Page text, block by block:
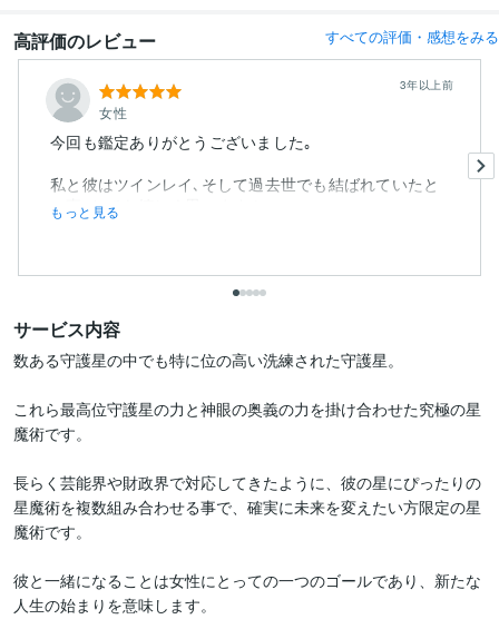
高評価のレビュー すべての評価・感想をみる
女性
3年以上前
今回も鑑定ありがとうございました｡
私と彼はツインレイ､そして過去世でも結ばれていたと
の事､とても嬉しく思います！
もっと見る
サービス内容
数ある守護星の中でも特に位の高い洗練された守護星。
これら最高位守護星の力と神眼の奥義の力を掛け合わせた究極の星
魔術です。
長らく芸能界や財政界で対応してきたように、彼の星にぴったりの
星魔術を複数組み合わせる事で、確実に未来を変えたい方限定の星
魔術です。
彼と一緒になることは女性にとっての一つのゴールであり、新たな
人生の始まりを意味します。